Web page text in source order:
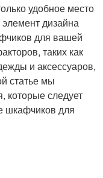
удобное место
дизайна
для вашей
таких как
и аксессуаров,
статье мы
которые следует
шкафчиков для